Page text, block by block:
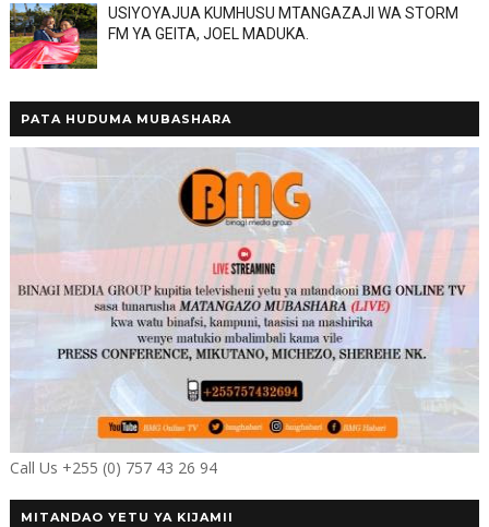
USIYOYAJUA KUMHUSU MTANGAZAJI WA STORM
FM YA GEITA, JOEL MADUKA.
PATA HUDUMA MUBASHARA
Call Us +255 (0) 757 43 26 94
MITANDAO YETU YA KIJAMII